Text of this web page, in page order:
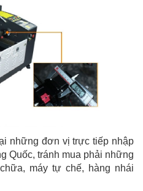
những đơn vị trực tiếp nhập
Quốc, tránh mua phải những
máy tự chế, hàng nhái